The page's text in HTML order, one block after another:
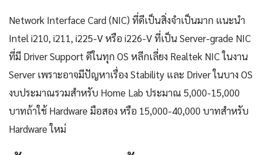
Network Interface Card (NIC) ที่ดีเป็นสิ่งจำเป็นมาก แนะนำ
Intel i210, i211, i225-V หรือ i226-V ที่เป็น Server-grade NIC
ที่มี Driver Support ดีในทุก OS หลีกเลี่ยง Realtek NIC ในงาน
Server เพราะอาจมีปัญหาเรื่อง Stability และ Driver ในบาง OS
งบประมาณรวมสำหรับ Home Lab ประมาณ 5,000-15,000
บาทถ้าใช้ Hardware มือสอง หรือ 15,000-40,000 บาทสำหรับ
Hardware ใหม่